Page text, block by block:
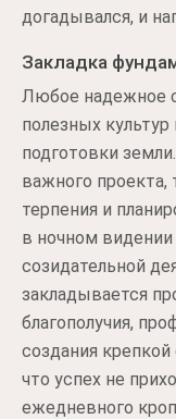
догадывался, и
Закладка
Любое надежное
полезных
подготовки
важного
терпения и
в ночном
созидательной
закладывается
благополучия,
создания
что успех не
ежедневного